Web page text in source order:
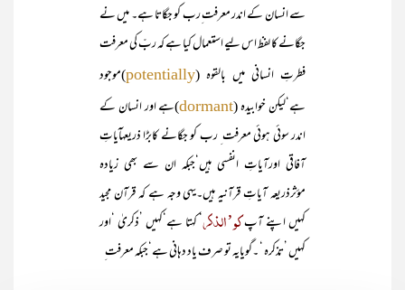
سے انسان کے اندر معرفت ِرب کو جگاتا ہے۔ میں نے
جگانے کا لفظ اس لیے استعمال کیا ہے کہ ربّ کی معرفت
فطرتِ انسانی میں بالقوہ (potentially)موجود
ہے‘لیکن خوابیدہ (dormant)ہے اور انسان کے
اندر سوئی ہوئی معرفت ِ رب کو جگانے کابڑا ذریعہآیاتِ
آفاقی اورآیاتِ انفسی ہیں‘جبکہ ان سے بھی زیادہ
مؤثرذریعہ آیاتِ قرآنیہ ہیں۔یہی وجہ ہے کہ قرآن مجید
کہیں اپنے آپکو’الذکر‘ کہتا ہے‘کہیں ’ذکریٰ ‘اور
کہیں ’تذکرہ ‘ ۔گویایہ تو صرف یاد دہانی ہے‘جبکہ معرفت ِ